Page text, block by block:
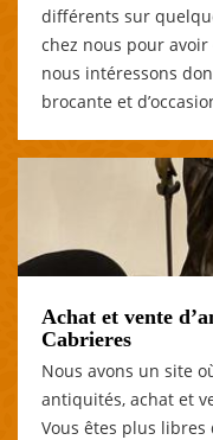
différents sur
chez nous pour
nous intéressons
brocante et
Achat et vente
Cabrieres
Nous avons un site
antiquités, achat et
Vous êtes plus libres